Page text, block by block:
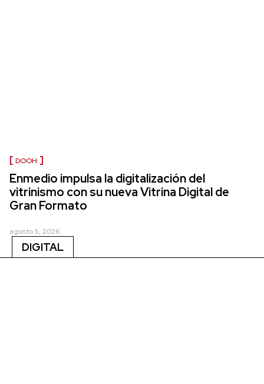
DOOH
Enmedio impulsa la digitalización del
vitrinismo con su nueva Vitrina Digital de
Gran Formato
agosto 5, 2026
DIGITAL